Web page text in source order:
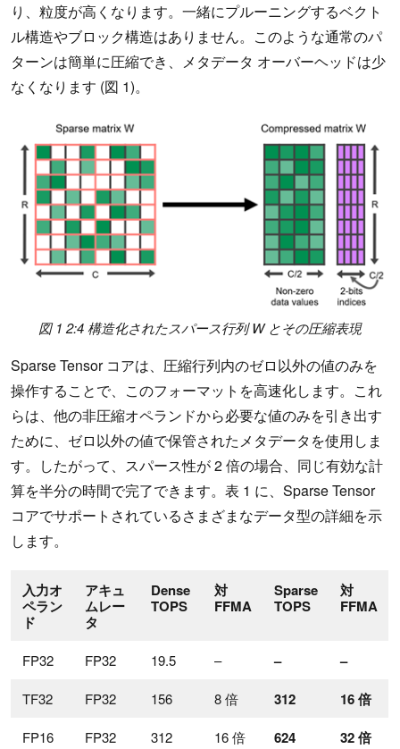
り、粒度が高くなります。一緒にプルーニングするベクト
ル構造やブロック構造はありません。このような通常のパ
ターンは簡単に圧縮でき、メタデータ オーバーヘッドは少
なくなります (図 1)。
図 1 2:4 構造化されたスパース行列 W とその圧縮表現
Sparse Tensor コアは、圧縮行列内のゼロ以外の値のみを
操作することで、このフォーマットを高速化します。これ
らは、他の非圧縮オペランドから必要な値のみを引き出す
ために、ゼロ以外の値で保管されたメタデータを使用しま
す。したがって、スパース性が 2 倍の場合、同じ有効な計
算を半分の時間で完了できます。表 1 に、Sparse Tensor
コアでサポートされているさまざまなデータ型の詳細を示
します。
入力オ
ペラン
ド
アキュ
ムレー
タ
Dense
TOPS
対
FFMA
Sparse
TOPS
対
FFMA
FP32 FP32 19.5 – – –
TF32 FP32 156 8 倍 312 16 倍
FP16 FP32 312 16 倍 624 32 倍